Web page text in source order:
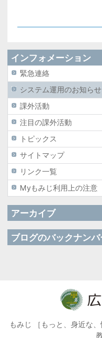
インフォメーション
緊急連絡
システム運用のお知らせ
課外活動
注目の課外活動
トピックス
サイトマップ
リンク一覧
Myもみじ利用上の注意
アーカイブ
ブログのバックナンバ
もみじ ［もっと、身近な